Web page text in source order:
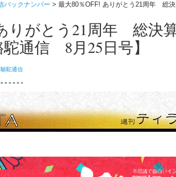
バックナンバー >最大80％OFF! ありがとう21周年 総
りがとう21周年 総決
駝通信 8月25日号】
駱駝通信